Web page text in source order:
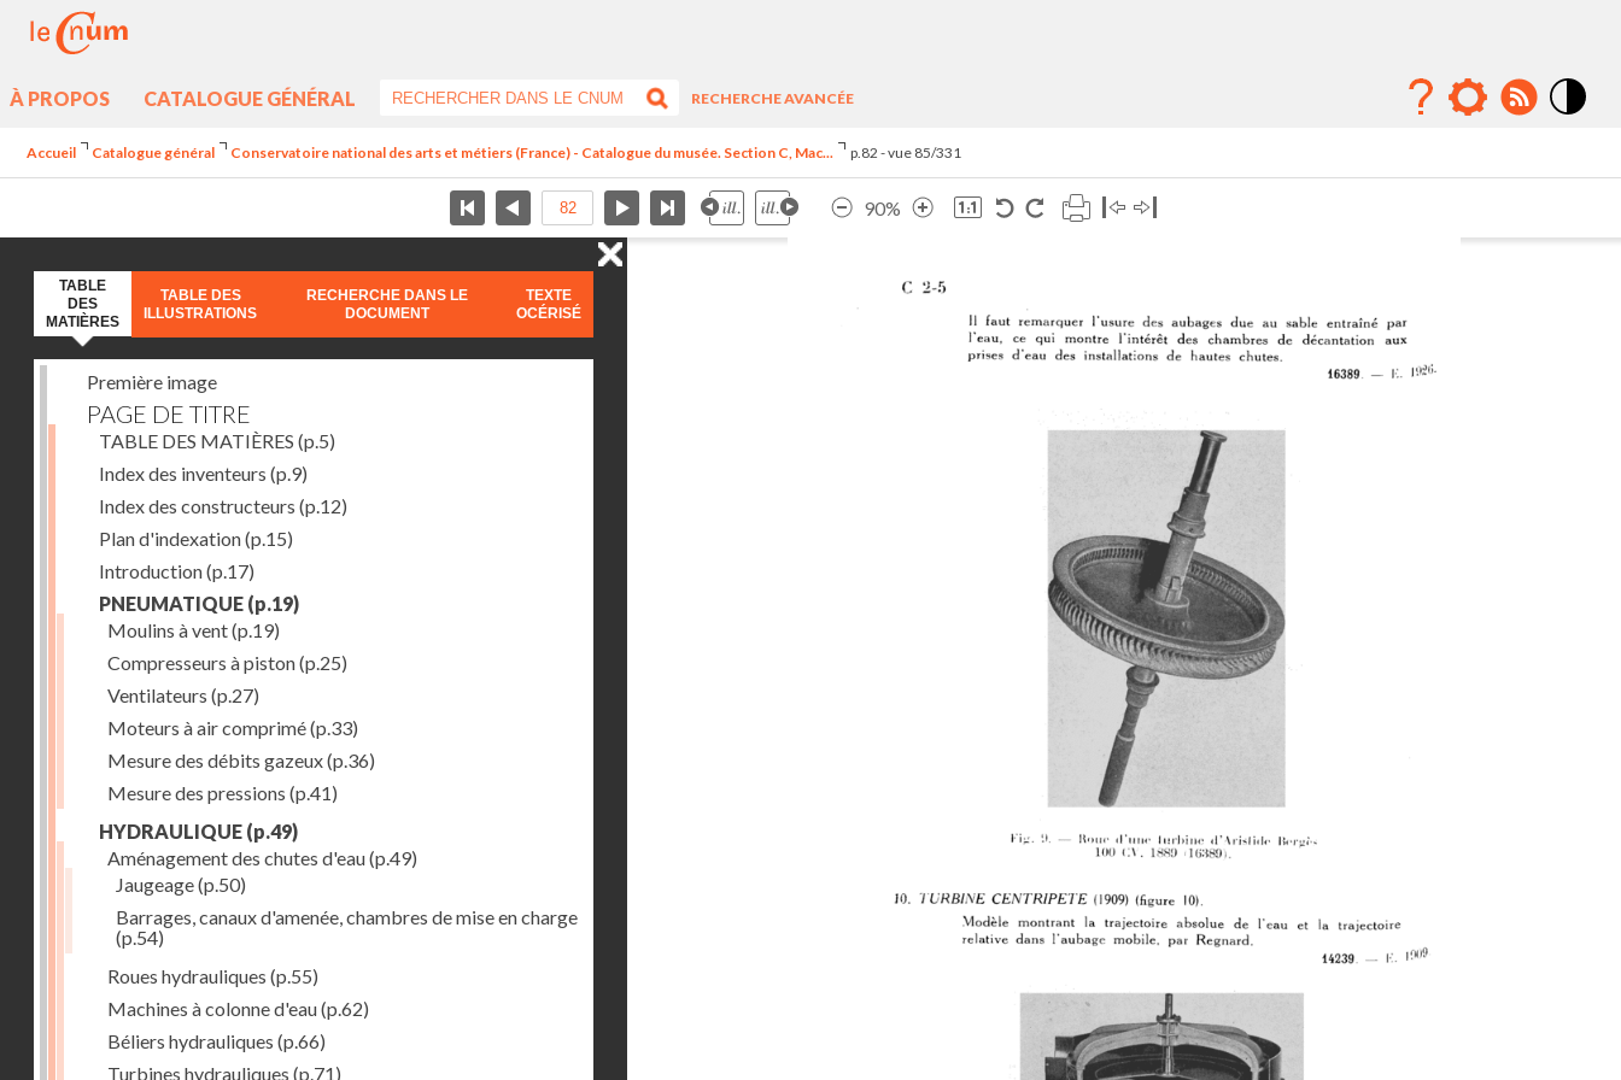
À PROPOS CATALOGUE GÉNÉRAL
RECHERCHE AVANCÉE
Accueil Catalogue général Conservatoire national des arts et métiers (France) - Catalogue du musée. Section C, Mac... p.82 - vue 85/331
90%
TABLE
DES
MATIÈRES
TABLE DES
ILLUSTRATIONS
RECHERCHE DANS LE
DOCUMENT
TEXTE
OCÉRISÉ
Première image
PAGE DE TITRE
TABLE DES MATIÈRES (p.5)
Index des inventeurs (p.9)
Index des constructeurs (p.12)
Plan d'indexation(p.15)
Introduction(p.17)
PNEUMATIQUE (p.19)
Moulins à vent(p.19)
Compresseurs à piston(p.25)
Ventilateurs (p.27)
Moteurs à air comprimé(p.33)
Mesure des débits gazeux(p.36)
Mesure des pressions (p.41)
HYDRAULIQUE (p.49)
Aménagement des chutes d'eau(p.49)
Jaugeage(p.50)
Barrages, canaux d'amenée, chambres de mise en charge
(p.54)
Roues hydrauliques (p.55)
Machines à colonne d'eau(p.62)
Béliers hydrauliques (p.66)
Turbines hydrauliques (p.71)